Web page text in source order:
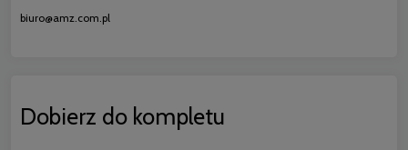
biuro@amz.com.pl
Dobierz do kompletu